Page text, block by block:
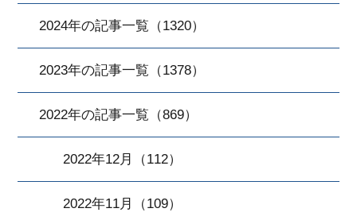
2024年の記事一覧（1320）
2023年の記事一覧（1378）
2022年の記事一覧（869）
2022年12月（112）
2022年11月（109）